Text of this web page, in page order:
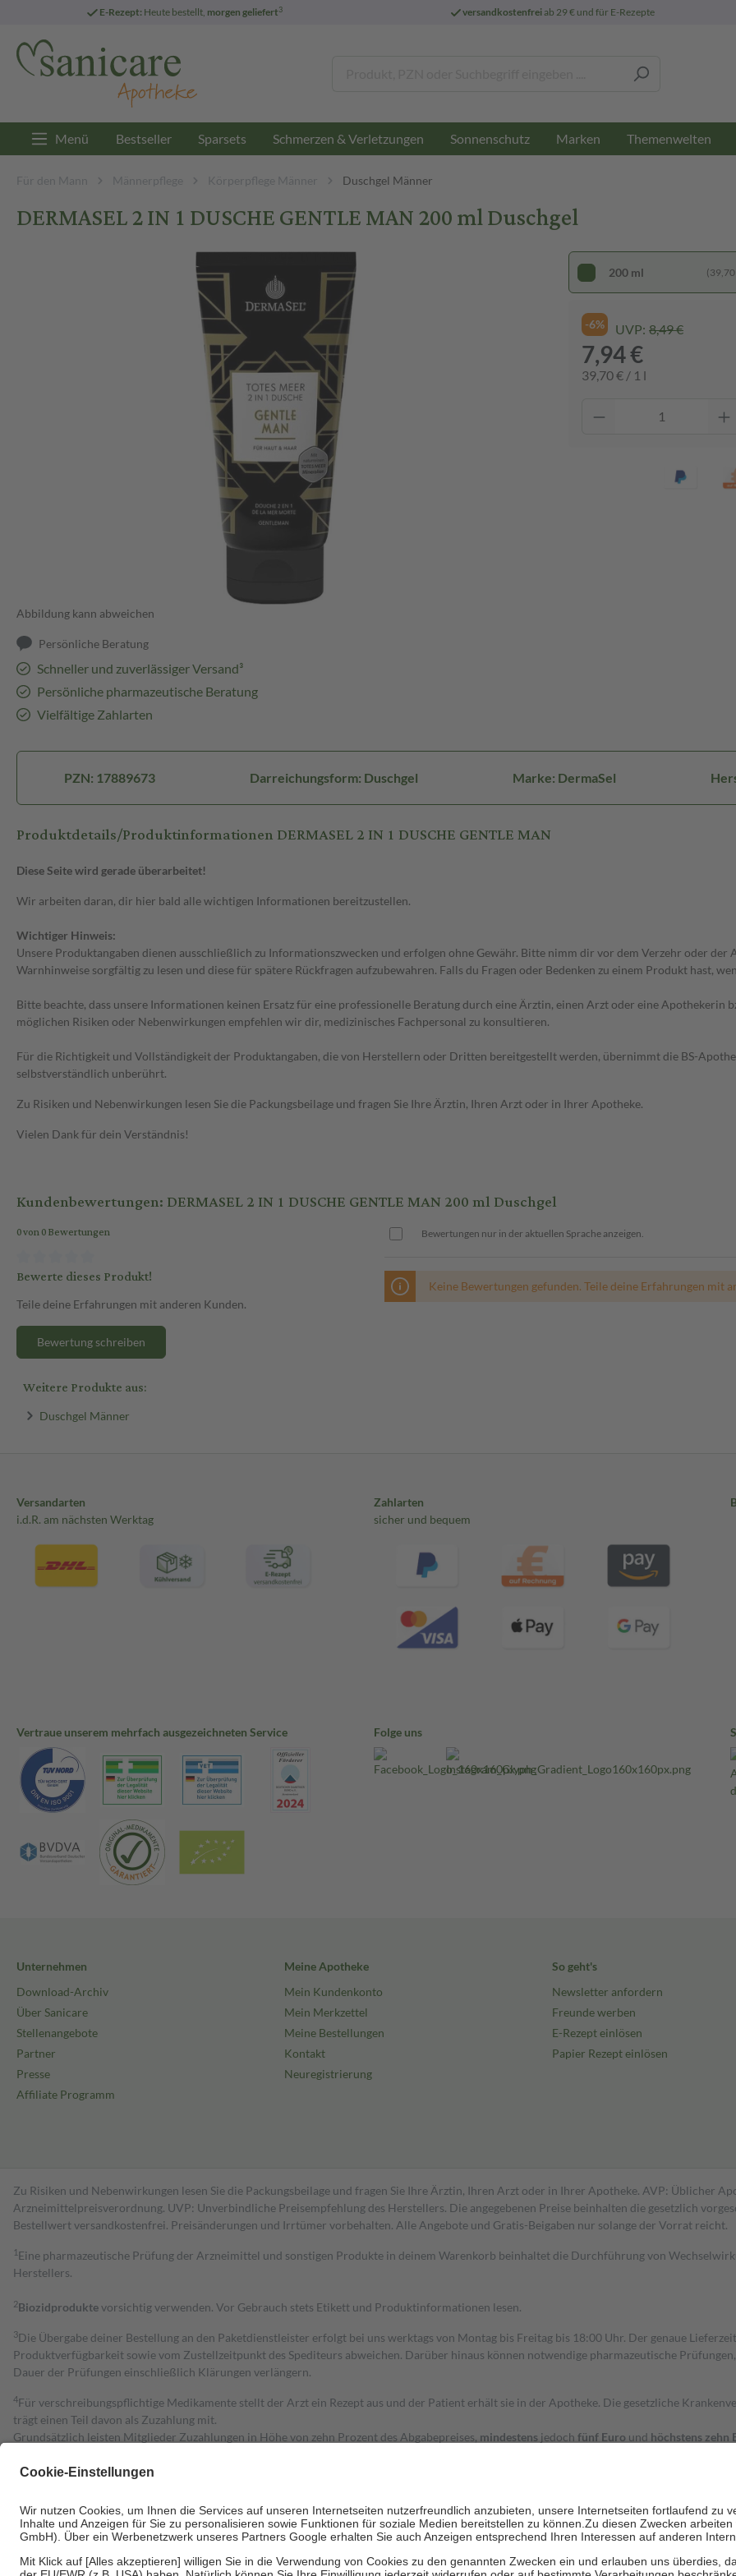
E-Rezept: Heute bestellt, morgen geliefert3 versandkostenfreiab 29 € und für E-Rezepte
Menü Bestseller Sparsets Schmerzen & Verletzungen Sonnenschutz Marken Themenwelten
Für den Mann Männerpflege Körperpflege Männer Duschgel Männer
DERMASEL 2 IN 1 DUSCHE GENTLE MAN 200 ml Duschgel
Abbildung kann abweichen
Persönliche Beratung
Schneller und zuverlässiger Versand³
Persönliche pharmazeutische Beratung
Vielfältige Zahlarten
200 ml (39,70
-6% UVP: 8,49 €
7,94 €
39,70 € / 1 l
PZN: 17889673 Darreichungsform: Duschgel Marke: DermaSel
Produktdetails/Produktinformationen DERMASEL 2 IN 1 DUSCHE GENTLE MAN
Diese Seite wird gerade überarbeitet!
Wir arbeiten daran, dir hier bald alle wichtigen Informationen bereitzustellen.
Wichtiger Hinweis:
Unsere Produktangaben dienen ausschließlich zu Informationszwecken und erfolgen ohne Gewähr. Bitte nimm dir vor dem Verzehr oder
Warnhinweise sorgfältig zu lesen und diese für spätere Rückfragen aufzubewahren. Falls du Fragen oder Bedenken zu einem Produkt hast,
Bitte beachte, dass unsere Informationen keinen Ersatz für eine professionelle Beratung durch eine Ärztin, einen Arzt oder eine Apothekerin
möglichen Risiken oder Nebenwirkungen empfehlen wir dir, medizinisches Fachpersonal zu konsultieren.
Für die Richtigkeit und Vollständigkeit der Produktangaben, die von Herstellern oder Dritten bereitgestellt werden, übernimmt die BS-
selbstverständlich unberührt.
Zu Risiken und Nebenwirkungen lesen Sie die Packungsbeilage und fragen Sie Ihre Ärztin, Ihren Arzt oder in Ihrer Apotheke.
Vielen Dank für dein Verständnis!
Kundenbewertungen: DERMASEL 2 IN 1 DUSCHE GENTLE MAN 200 ml Duschgel
0 von 0 Bewertungen
Bewerte dieses Produkt!
Teile deine Erfahrungen mit anderen Kunden.
Bewertung schreiben
Bewertungen nur in der aktuellen Sprache anzeigen.
Keine Bewertungen gefunden. Teile deine Erfahrungen mit
Weitere Produkte aus:
Duschgel Männer
Versandarten
i.d.R. am nächsten Werktag
Zahlarten
sicher und bequem
Vertraue unserem mehrfach ausgezeichneten Service Folge uns
Unternehmen
Download-Archiv
Über Sanicare
Stellenangebote
Partner
Presse
Affiliate Programm
Meine Apotheke
Mein Kundenkonto
Mein Merkzettel
Meine Bestellungen
Kontakt
Neuregistrierung
So geht's
Newsletter anfordern
Freunde werben
E-Rezept einlösen
Papier Rezept einlösen
Zu Risiken und Nebenwirkungen lesen Sie die Packungsbeilage und fragen Sie Ihre Ärztin, Ihren Arzt oder in Ihrer Apotheke. AVP: Üblicher
Arzneimittelpreisverordnung. UVP: Unverbindliche Preisempfehlung des Herstellers. Die angegebenen Preise beinhalten die gesetzlich
Bestell­wert versand­kosten­frei. Preisänderungen und Irrtümer vorbehalten. Alle Angebote und Gratis-Beigaben nur solange der Vorrat reicht.
1 Eine pharmazeutische Prüfung der Arzneimittel und sonstigen Produkte in deinem Warenkorb beinhaltet die Durchführung von
Herstellers.
2Biozidproduktevorsichtig verwenden. Vor Gebrauch stets Etikett und Produktinformationen lesen.
3Die Übergabe deiner Bestellung an den Paketdienstleister erfolgt bei uns werktags von Montag bis Freitag bis 18:00 Uhr. Der genaue
Produktverfügbarkeit sowie vom Zustellzeitpunkt des Spediteurs abweichen. Darüber hinaus können notwendige pharmazeutische
Dauer der Prüfungen einschließlich Klärungen verlängern.
4Für verschreibungspflichtige Medikamente stellt der Arzt ein Rezept aus und der Patient erhält sie in der Apotheke. Die gesetzliche
trägt einen Teil davon als Zuzahlung mit.
Grundsätzlich leisten Mitglieder Zuzahlungen in Höhe von zehn Prozent des Abgabepreises, mindestens jedoch fünf Euro und höchstens zehn
Diese Regeln gelten grundsätzlich auch für Online-Apotheken.
Um das Engagement der Versicherten für ihre eigene Gesundheit zu stärken und die besondere Stellung der Familie zu unterstützen, fallen
• Kindern und Jugendlichen bis zum vollendeten 18. Lebensjahr mit Ausnahme der Fahrkosten
• Untersuchungen zur Vorsorge und Früherkennung, die von der GKV getragen werden
• empfohlenen Schutzimpfungen